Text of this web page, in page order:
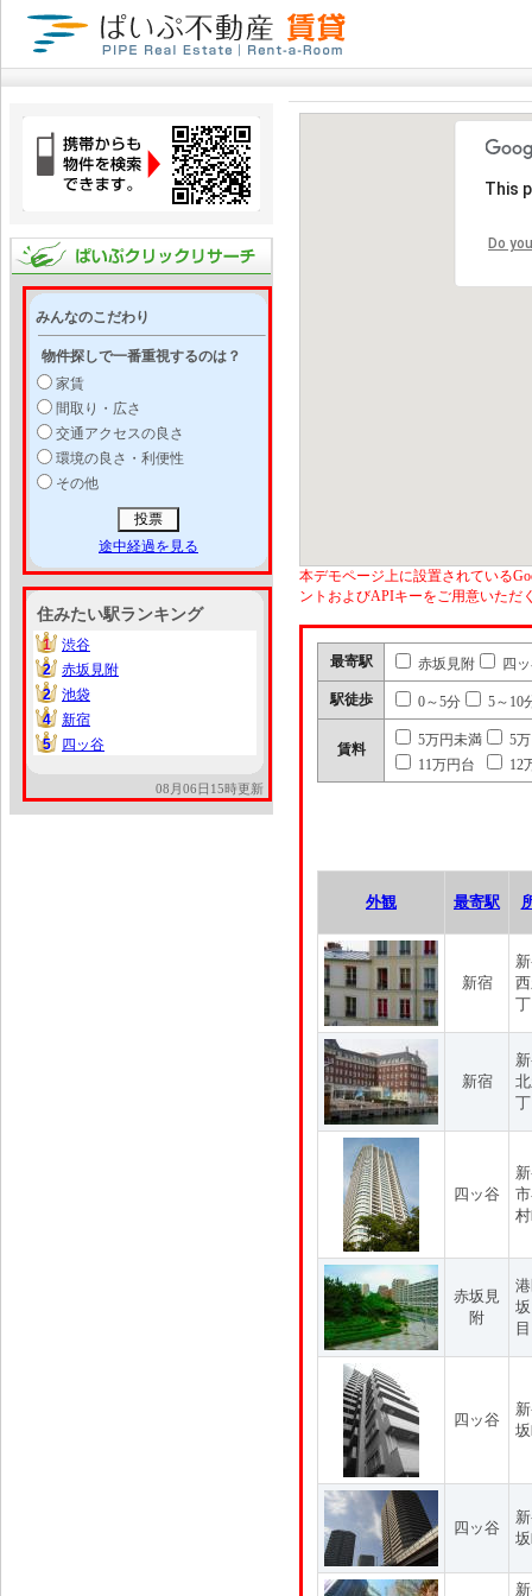
みんなのこだわり
物件探しで一番重視するのは？
家賃
間取り・広さ
交通アクセスの良さ
環境の良さ・利便性
その他
途中経過を見る
住みたい駅ランキング
1
1
渋谷
2
2
赤坂見附
2
2
池袋
4
4
新宿
5
5 四ッ谷
08月06日15時更新
This
Do
本デモページ上に設置されている
ントおよびAPIキーをご用意いただ
最寄駅 赤坂見附 四
駅徒歩 0～5分 5～10
賃料
5万円未満
5
11万円台
12
外観 最寄駅
新宿
新宿
四ッ谷
赤坂見
附
目
四ッ谷
四ッ谷